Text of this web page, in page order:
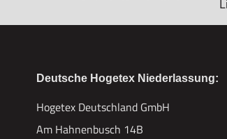
Deutsche Hogetex Niederlassung:
Hogetex Deutschland GmbH
Am Hahnenbusch 14B